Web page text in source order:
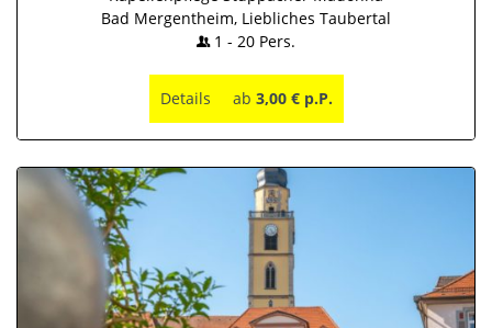
Bad Mergentheim, Liebliches Taubertal
1 - 20 Pers.
Details ab 3,00 € p.P.